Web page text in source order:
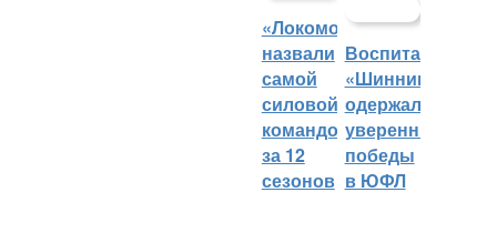
«Локомотив»
назвали
самой
силовой
командой
за 12
сезонов
Воспитанники
«Шинника»
одержали
уверенные
победы
в ЮФЛ